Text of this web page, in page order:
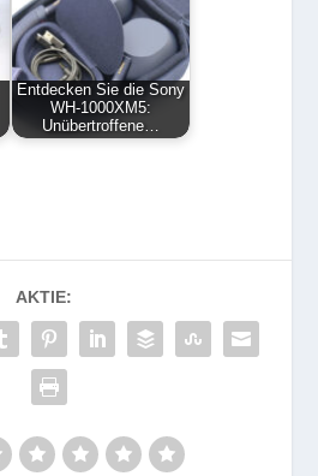
Entdecken Sie die Sony
WH-1000XM5:
Unübertroffene…
AKTIE: